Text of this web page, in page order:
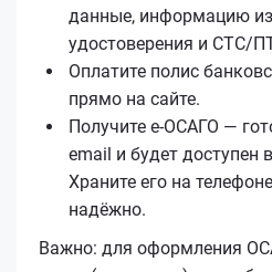
данные, информацию из
удостоверения и СТС/
Оплатите полис
прямо на сайте.
Получите е‑ОСАГО —
email и будет доступен
Храните его на
надёжно.
Важно: для оформления